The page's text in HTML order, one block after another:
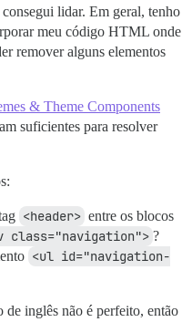
lidar. Em geral, tenho
meu código HTML onde
remover alguns elementos
& Theme Components
suficientes para resolver
<header> entre os blocos
class="navigation"> ?
<ul id="navigation-
inglês não é perfeito, então